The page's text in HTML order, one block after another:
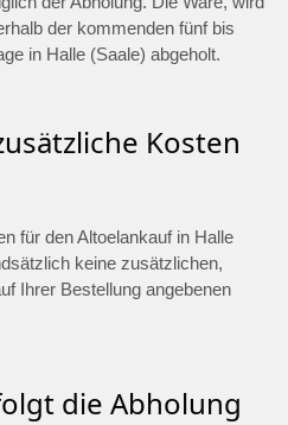
der kommenden fünf bis
in Halle (Saale) abgeholt.
Kosten
für den Altoelankauf in Halle
keine zusätzlichen,
Ihrer Bestellung angebenen
die Abholung